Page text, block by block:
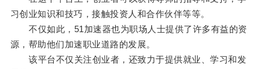
习创业知识和技巧，接触投资人和合作伙伴等等。
不仅如此，51加速器也为职场人士提供了许多有益的资
源，帮助他们加速职业道路的发展。
该平台不仅关注创业者，还致力于提供就业、学习和发